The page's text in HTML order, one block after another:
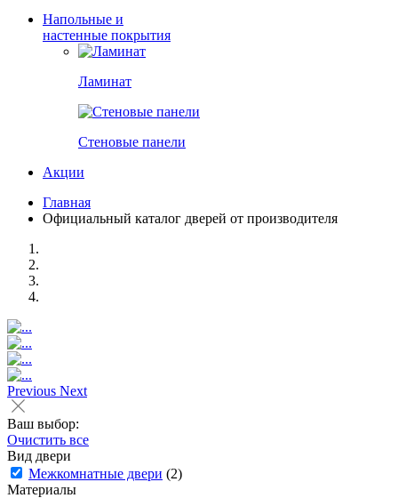
Напольные и
настенные покрытия
Ламинат
Стеновые панели
Акции
Главная
Официальный каталог дверей от производителя
Previous Next
Ваш выбор:
Очистить все
Вид двери
Межкомнатные двери (2)
Материалы